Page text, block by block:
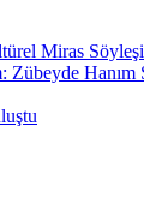
Miras
Zübeyde Hanım